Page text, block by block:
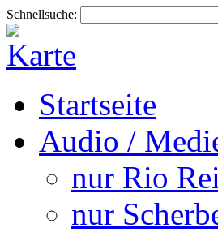
Schnellsuche:
Startseite
Audio /
nur Rio
nur